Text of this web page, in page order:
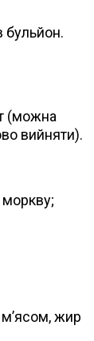
бульйон.
(можна
вийняти).
моркву;
жир